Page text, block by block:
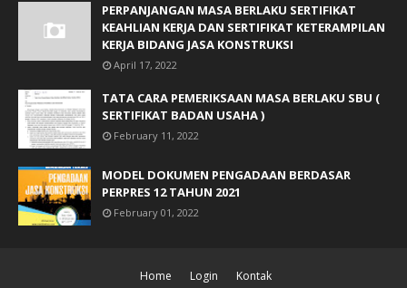
PERPANJANGAN MASA BERLAKU SERTIFIKAT
KEAHLIAN KERJA DAN SERTIFIKAT KETERAMPILAN
KERJA BIDANG JASA KONSTRUKSI
April 17, 2022
TATA CARA PEMERIKSAAN MASA BERLAKU SBU (
SERTIFIKAT BADAN USAHA )
February 11, 2022
MODEL DOKUMEN PENGADAAN BERDASAR
PERPRES 12 TAHUN 2021
February 01, 2022
Home Login Kontak